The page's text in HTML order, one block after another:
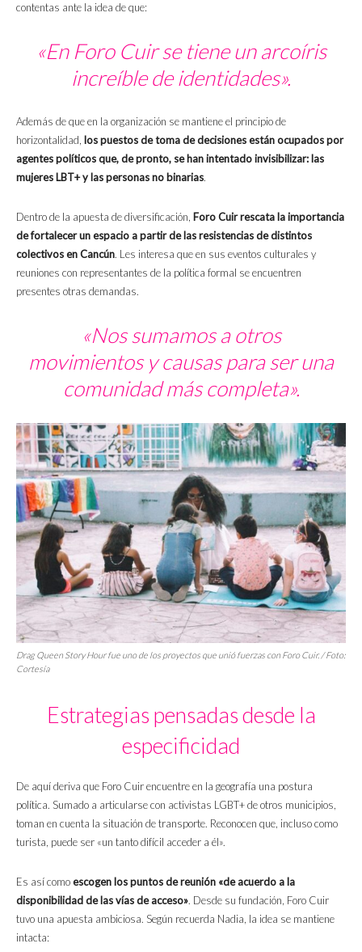
contentas ante la idea de que:
«En Foro Cuir se tiene un arcoíris
increíble de identidades».
Además de que en la organización se mantiene el principio de
horizontalidad, los puestos de toma de decisiones están ocupados por
agentes políticos que, de pronto, se han intentado invisibilizar: las
mujeres LBT+ y las personas no binarias.
Dentro de la apuesta de diversificación, Foro Cuir rescata la importancia
de fortalecer un espacio a partir de las resistencias de distintos
colectivos en Cancún. Les interesa que en sus eventos culturales y
reuniones con representantes de la política formal se encuentren
presentes otras demandas.
«Nos sumamos a otros
movimientos y causas para ser una
comunidad más completa».
Drag Queen Story Hour fue uno de los proyectos que unió fuerzas con Foro Cuir. / Foto:
Cortesía
Estrategias pensadas desde la
especificidad
De aquí deriva que Foro Cuir encuentre en la geografía una postura
política. Sumado a articularse con activistas LGBT+ de otros municipios,
toman en cuenta la situación de transporte. Reconocen que, incluso como
turista, puede ser «un tanto difícil acceder a él».
Es así comoescogen los puntos de reunión «de acuerdo a la
disponibilidad de las vías de acceso». Desde su fundación, Foro Cuir
tuvo una apuesta ambiciosa. Según recuerda Nadia, la idea se mantiene
intacta: